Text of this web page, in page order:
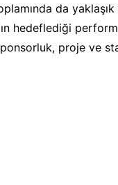
da
hedeflediği
proje ve